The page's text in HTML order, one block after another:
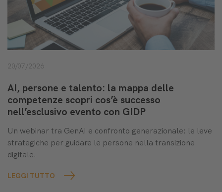
20/07/2026
AI, persone e talento: la mappa delle
competenze scopri cos’è successo
nell’esclusivo evento con GIDP
Un webinar tra GenAI e confronto generazionale: le leve
strategiche per guidare le persone nella transizione
digitale.
LEGGI TUTTO